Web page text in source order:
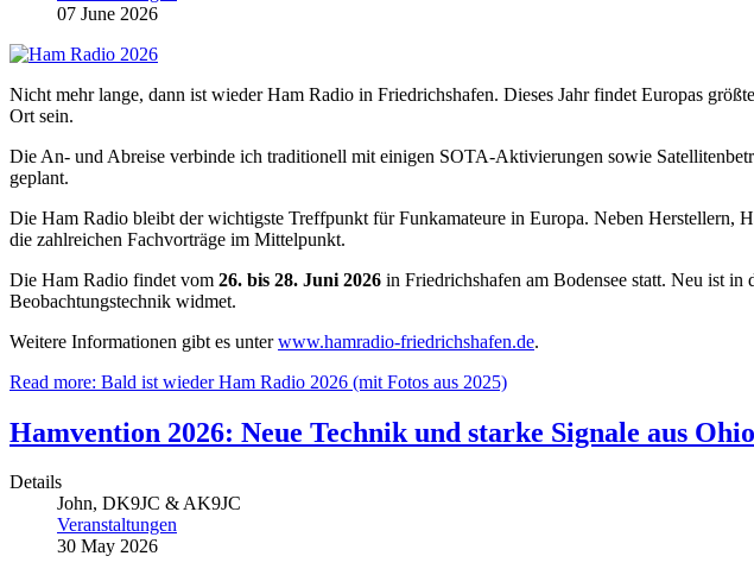
07 June 2026
Nicht mehr lange, dann ist wieder Ham Radio in Friedrichshafen. Dieses Jahr findet Europas
Ort sein.
Die An- und Abreise verbinde ich traditionell mit einigen SOTA-Aktivierungen sowie
geplant.
Die Ham Radio bleibt der wichtigste Treffpunkt für Funkamateure in Europa. Neben Herstellern,
die zahlreichen Fachvorträge im Mittelpunkt.
Die Ham Radio findet vom 26. bis 28. Juni 2026 in Friedrichshafen am Bodensee statt. Neu ist in
Beobachtungstechnik widmet.
Weitere Informationen gibt es unterwww.hamradio-friedrichshafen.de.
Read more: Bald ist wieder Ham Radio 2026 (mit Fotos aus 2025)
Hamvention 2026: Neue Technik und starke Signale aus Ohio
Details
John, DK9JC & AK9JC
Veranstaltungen
30 May 2026